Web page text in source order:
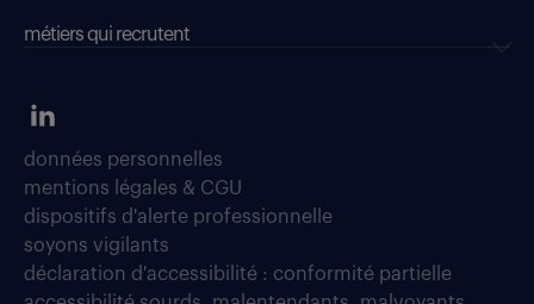
métiers qui recrutent
données personnelles
mentions légales & CGU
dispositifs d'alerte professionnelle
soyons vigilants
déclaration d'accessibilité : conformité partielle